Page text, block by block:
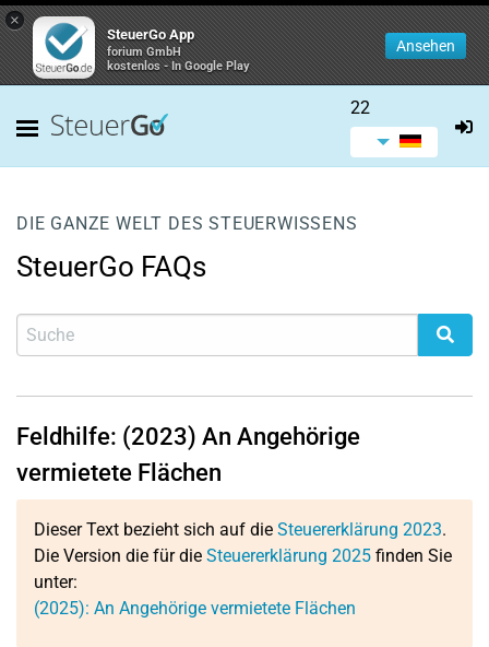
×
SteuerGo App
forium GmbH
kostenlos - In Google Play
Ansehen
22
DIE GANZE WELT DES STEUERWISSENS
SteuerGo FAQs
Feldhilfe: (2023) An Angehörige
vermietete Flächen
Dieser Text bezieht sich auf die Steuererklärung 2023.
Die Version die für die Steuererklärung 2025 finden Sie
unter:
(2025): An Angehörige vermietete Flächen